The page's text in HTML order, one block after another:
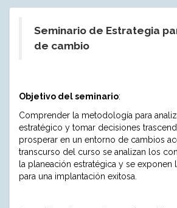
Seminario de Estrategia
de cambio
Objetivo del seminario:
Comprender la metodología para
estratégico y tomar decisiones
prosperar en un entorno de cambios
transcurso del curso se analizan los
la planeación estratégica y se exponen
para una implantación exitosa.